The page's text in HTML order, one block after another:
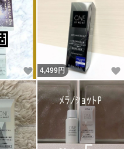
いいね！
4,499円